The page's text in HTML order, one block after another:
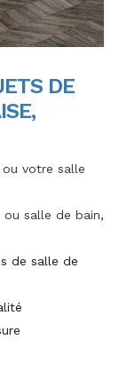
DE
votre salle
salle de bain,
de salle de